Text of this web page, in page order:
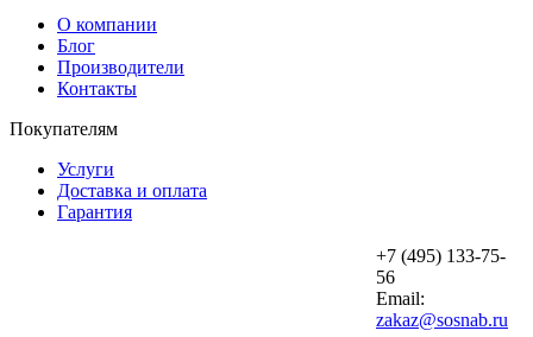
О компании
Блог
Производители
Контакты
Покупателям
Услуги
Доставка и оплата
Гарантия
+7 (495) 133-75-
56
Email:
zakaz@sosnab.ru